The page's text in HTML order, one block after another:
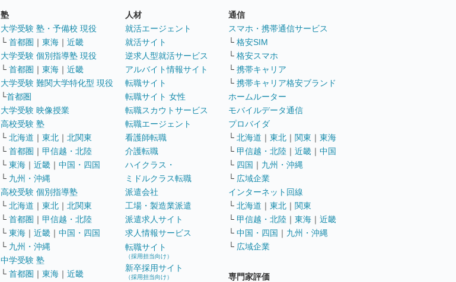
塾
大学受験 塾・予備校 現役
└ 首都圏 ｜ 東海 ｜ 近畿
大学受験 個別指導塾 現役
└ 首都圏 ｜ 東海 ｜ 近畿
大学受験 難関大学特化型 現役
└首都圏
大学受験 映像授業
高校受験 塾
└ 北海道 ｜ 東北 ｜ 北関東
└ 首都圏 ｜ 甲信越・北陸
└ 東海 ｜ 近畿 ｜ 中国・四国
└ 九州・沖縄
高校受験 個別指導塾
└ 北海道 ｜ 東北 ｜ 北関東
└ 首都圏 ｜ 甲信越・北陸
└ 東海 ｜ 近畿 ｜ 中国・四国
└ 九州・沖縄
中学受験 塾
└ 首都圏 ｜ 東海 ｜ 近畿
人材
就活エージェント
就活サイト
逆求人型就活サービス
アルバイト情報サイト
転職サイト
転職サイト 女性
転職スカウトサービス
転職エージェント
看護師転職
介護転職
ハイクラス・
ミドルクラス転職
派遣会社
工場・製造業派遣
派遣求人サイト
求人情報サービス
転職サイト
（採用担当向け）
新卒採用サイト
（採用担当向け）
通信
スマホ・携帯通信サービス
└ 格安SIM
└ 格安スマホ
└ 携帯キャリア
└ 携帯キャリア格安ブランド
ホームルーター
モバイルデータ通信
プロバイダ
└ 北海道 ｜ 東北 ｜ 関東 ｜ 東海
└ 甲信越・北陸 ｜ 近畿 ｜ 中国
└ 四国 ｜ 九州・沖縄
└ 広域企業
インターネット回線
└ 北海道 ｜ 東北 ｜ 関東
└ 甲信越・北陸 ｜ 東海 ｜ 近畿
└ 中国・四国 ｜ 九州・沖縄
└ 広域企業
専門家評価